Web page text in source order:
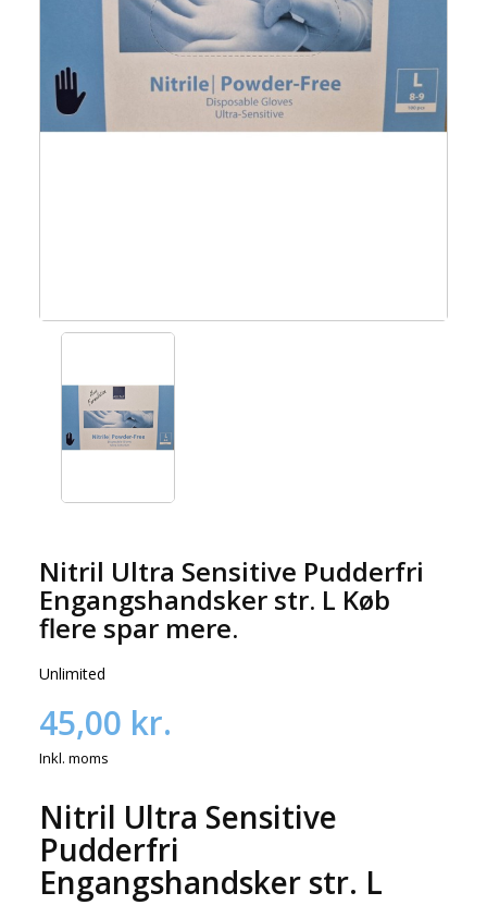
Nitril Ultra Sensitive Pudderfri
Engangshandsker str. L Køb
flere spar mere.
Unlimited
45,00 kr.
Inkl. moms
Nitril Ultra Sensitive
Pudderfri
Engangshandsker str. L